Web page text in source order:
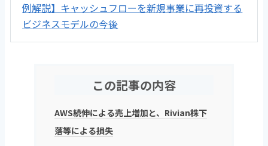
例解説】キャッシュフローを新規事業に再投資する
ビジネスモデルの今後
この記事の内容
AWS続伸による売上増加と、Rivian株下
落等による損失